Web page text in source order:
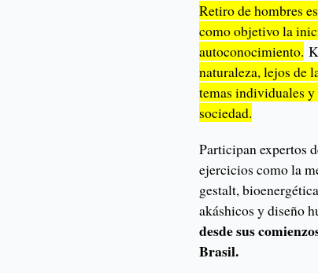
Retiro de hombres
como objetivo la
autoconocimiento.
naturaleza, lejos de
temas individuales
sociedad.
Participan expertos
ejercicios como la
gestalt,
akáshicos y diseño
desde sus
Brasil.